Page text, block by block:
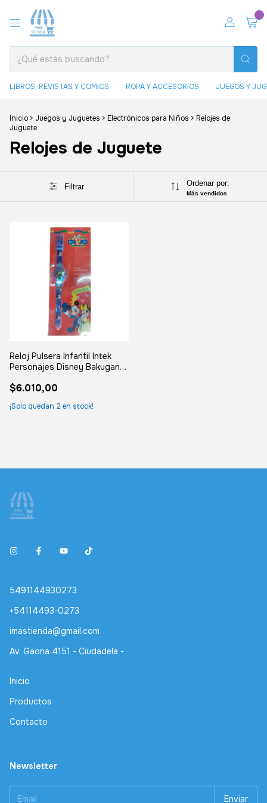
LIBROS, REVISTAS Y COMICS ROPA Y ACCESORIOS JUEGOS Y
Inicio > Juegos y Juguetes > Electrónicos para Niños > Relojes de
Juguete
Relojes de Juguete
Filtrar Ordenar por:
Más vendidos
Reloj Pulsera Infantil Intek
Personajes Disney Bakugan
$6.010,00
¡Solo quedan 2 en stock!
5491144930273
+54114493-0273
imastienda@gmail.com
Av. Gaona 4151 - Ciudadela -
Inicio
Productos
Contacto
Newsletter